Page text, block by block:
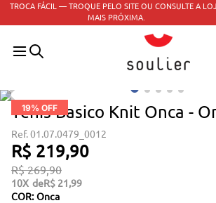
TROCA FÁCIL — TROQUE PELO SITE OU CONSULTE A
MAIS PRÓXIMA.
19% OFF
Tenis Basico Knit Onca -
01.07.0479_0012
R$ 219,90
R$ 269,90
10 R$ 21,99
COR: Onca